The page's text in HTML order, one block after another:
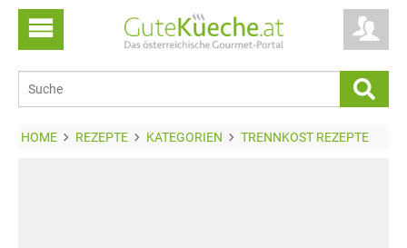
HOME REZEPTE KATEGORIEN TRENNKOST REZEPTE